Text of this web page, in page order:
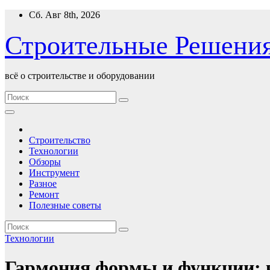
Перейти
содержимому
Сб. Авг 8th, 2026
Строительные
всё о строительстве и оборудовании
Строительство
Технологии
Обзоры
Инструмент
Разное
Ремонт
Полезные советы
Технологии